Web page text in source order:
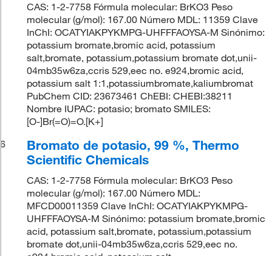
CAS: 1-2-7758 Fórmula molecular: BrKO3 Peso
molecular (g/mol): 167.00 Número MDL: 11359 Clave
InChI: OCATYIAKPYKMPG-UHFFFAOYSA-M Sinónimo:
potassium bromate,bromic acid, potassium
salt,bromate, potassium,potassium bromate dot,unii-
04mb35w6za,ccris 529,eec no. e924,bromic acid,
potassium salt 1:1,potassiumbromate,kaliumbromat
PubChem CID: 23673461 ChEBI: CHEBI:38211
Nombre IUPAC: potasio; bromato SMILES:
[O-]Br(=O)=O.[K+]
6
Bromato de potasio, 99 %, Thermo
Scientific Chemicals
CAS: 1-2-7758 Fórmula molecular: BrKO3 Peso
molecular (g/mol): 167.00 Número MDL:
MFCD00011359 Clave InChI: OCATYIAKPYKMPG-
UHFFFAOYSA-M Sinónimo: potassium bromate,bromic
acid, potassium salt,bromate, potassium,potassium
bromate dot,unii-04mb35w6za,ccris 529,eec no.